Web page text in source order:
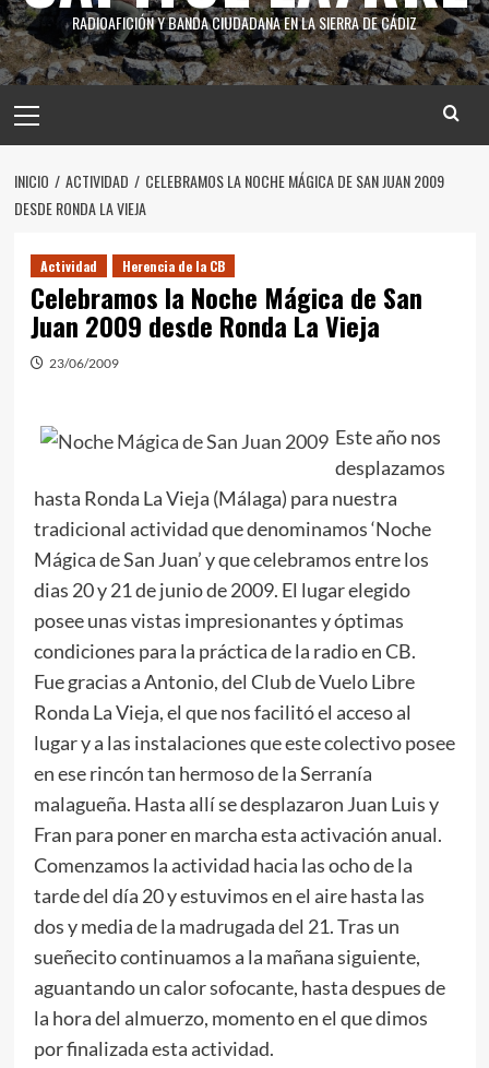
RADIOAFICIÓN Y BANDA CIUDADANA EN LA SIERRA DE CÁDIZ
INICIO ACTIVIDAD
CELEBRAMOS LA NOCHE MÁGICA DE SAN JUAN 2009
DESDE RONDA LA VIEJA
Actividad Herencia de la CB
Celebramos la Noche Mágica de San
Juan 2009 desde Ronda La Vieja
23/06/2009
Este año nos
desplazamos
hasta Ronda La Vieja (Málaga) para nuestra
tradicional actividad que denominamos ‘Noche
Mágica de San Juan’ y que celebramos entre los
dias 20 y 21 de junio de 2009. El lugar elegido
posee unas vistas impresionantes y óptimas
condiciones para la práctica de la radio en CB.
Fue gracias a Antonio, del Club de Vuelo Libre
Ronda La Vieja, el que nos facilitó el acceso al
lugar y a las instalaciones que este colectivo posee
en ese rincón tan hermoso de la Serranía
malagueña. Hasta allí se desplazaron Juan Luis y
Fran para poner en marcha esta activación anual.
Comenzamos la actividad hacia las ocho de la
tarde del día 20 y estuvimos en el aire hasta las
dos y media de la madrugada del 21. Tras un
sueñecito continuamos a la mañana siguiente,
aguantando un calor sofocante, hasta despues de
la hora del almuerzo, momento en el que dimos
por finalizada esta actividad.